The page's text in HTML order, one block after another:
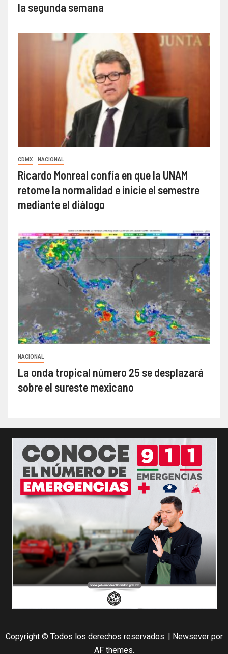
la segunda semana
CDMX NACIONAL
Ricardo Monreal confía en que la UNAM
retome la normalidad e inicie el semestre
mediante el diálogo
NACIONAL
La onda tropical número 25 se desplazará
sobre el sureste mexicano
Copyright © Todos los derechos reservados. | Newseverpor
AF themes.